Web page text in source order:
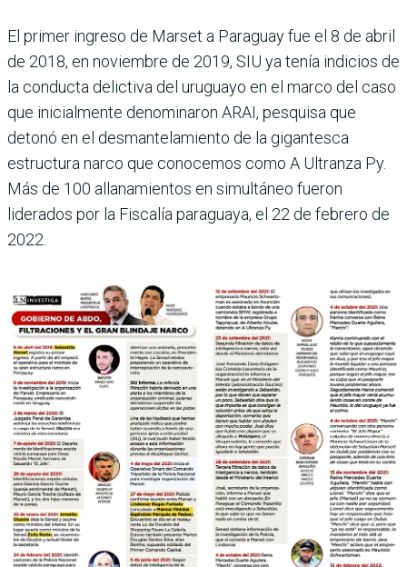
El primer ingreso de Marset a Paraguay fue el 8 de abril
de 2018, en noviembre de 2019, SIU ya tenía indicios de
la con­ducta delictiva del uruguayo en el marco del caso
que inicial­mente denominaron ARAI, pesquisa que
detonó en el des­mantelamiento de la gigan­tesca
estructura narco que conocemos como A Ultranza Py.
Más de 100 allanamientos en simultáneo fueron
liderados por la Fiscalía paraguaya, el 22 de febrero de
2022.